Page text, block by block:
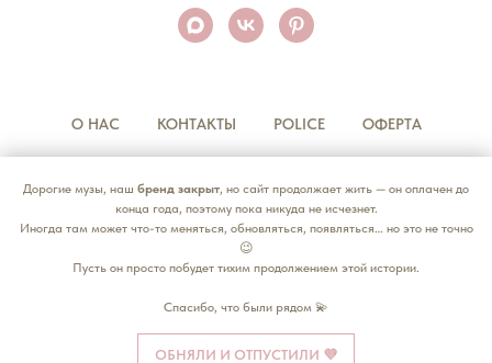
Дорогие музы, наш бренд закрыт, но сайт продолжает жить — он оплачен до
конца года, поэтому пока никуда не исчезнет.
Иногда там может что-то меняться, обновляться, появляться… но это не точно
😉
Пусть он просто побудет тихим продолжением этой истории.
Спасибо, что были рядом 💫
ОБНЯЛИ И ОТПУСТИЛИ 💜
О НАС КОНТАКТЫ POLICE ОФЕРТА
© 2018 "СОСТОЯНИЕ" все права защищены
Любое использование или копирование материалов и элементов
правообладателя с ссылкой на источник:
нашего бренда.